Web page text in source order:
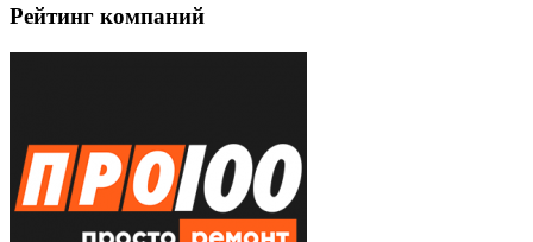
Рейтинг компаний